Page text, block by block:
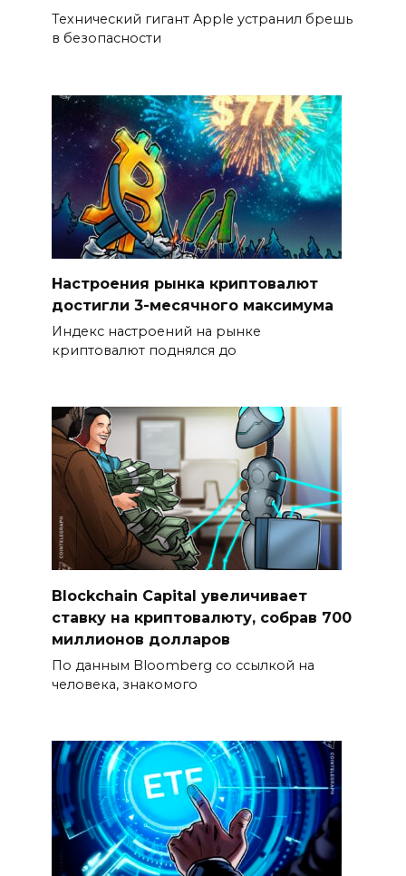
Технический гигант Apple устранил брешь
в безопасности
Настроения рынка криптовалют
достигли 3-месячного максимума
Индекс настроений на рынке
криптовалют поднялся до
Blockchain Capital увеличивает
ставку на криптовалюту, собрав 700
миллионов долларов
По данным Bloomberg со ссылкой на
человека, знакомого